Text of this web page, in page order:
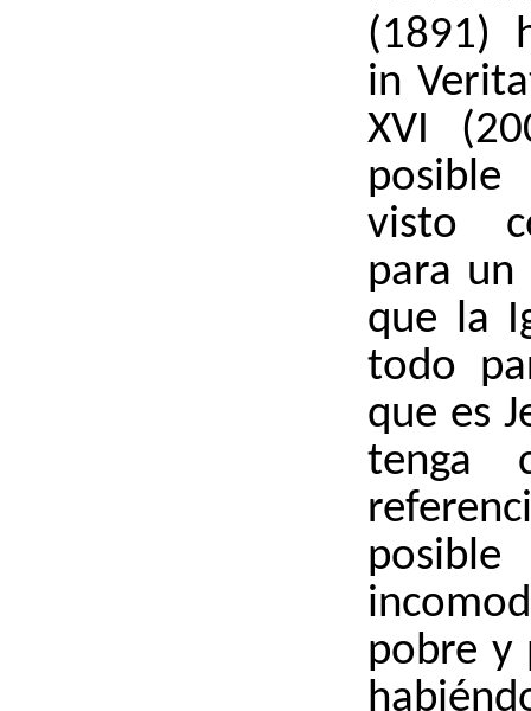
(1891)
in
XVI
posible
visto
para un
que la
todo
que es
tenga
pobre y